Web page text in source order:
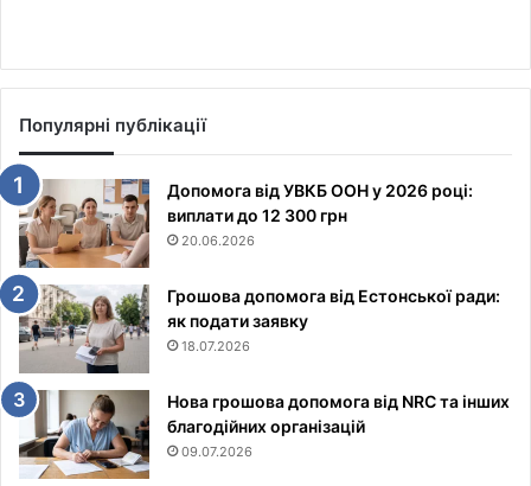
Популярні публікації
Допомога від УВКБ ООН у 2026 році:
виплати до 12 300 грн
20.06.2026
Грошова допомога від Естонської ради:
як подати заявку
18.07.2026
Нова грошова допомога від NRC та інших
благодійних організацій
09.07.2026